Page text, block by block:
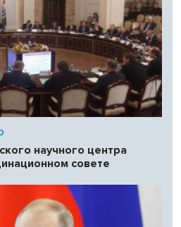
научного центра
совете